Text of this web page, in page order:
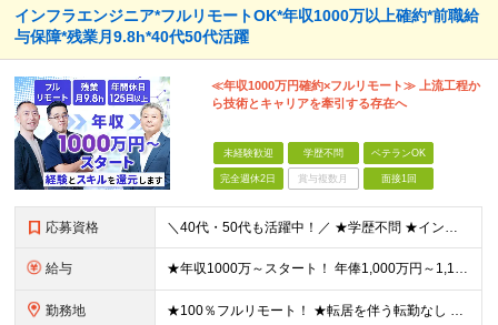
インフラエンジニア*フルリモートOK*年収1000万以上確約*前職給
与保障*残業月9.8h*40代50代活躍
≪年収1000万円確約×フルリモート≫ 上流工程か
ら技術とキャリアを牽引する存在へ
未経験歓迎 学歴不問 ベテランOK
完全週休2日 賞与複数月 面接1回
応募資格 ＼40代・50代も活躍中！／ ★学歴不問 ★インフラエンジニアの経験を5年以上お持ちの方 ≪こんな方にピッタリです！≫ ◎自身の市場価値を正当に評価してほしい ◎今より年収をアップさせたい ◎多彩な
給与 ★年収1000万～スタート！ 年俸1,000万円～1,162万8,000円（12分割） ※経験・スキルを考慮の上決定します ※上記金額には固定残業代（月30h分・158,400円～184,000円
勤務地 ★100％フルリモート！ ★転居を伴う転勤なし 本社またはプロジェクト先にて勤務いただきます！ ※プロジェクト先は一都三県及び23区内がメイン 【本社】 東京都新宿区神楽坂1-2 研究社英語センタ